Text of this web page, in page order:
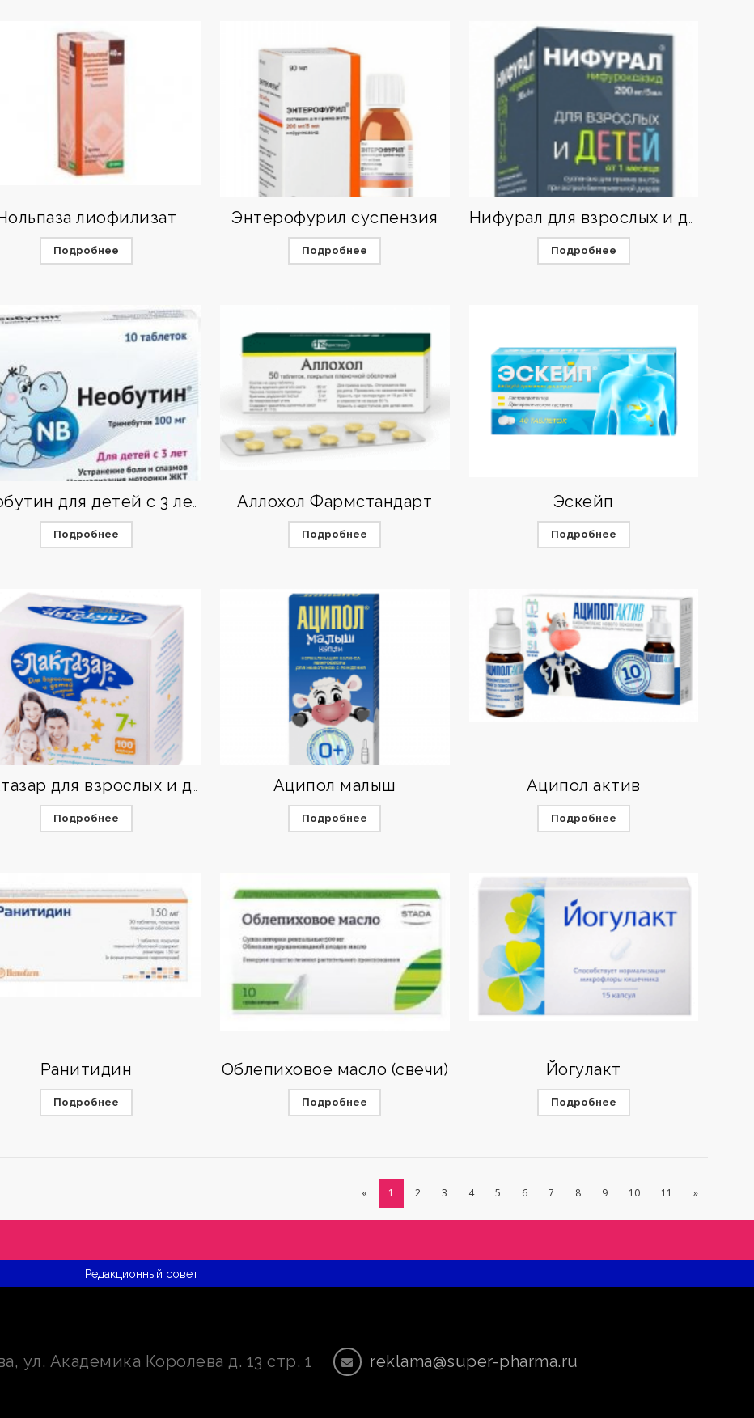
лиофилизат
Подробнее
Энтерофурил суспензия
Подробнее Подробнее
Подробнее
Аллохол Фармстандарт
Подробнее
Эскейп
Подробнее
Подробнее
Аципол малыш
Подробнее
Аципол актив
Подробнее
Ранитидин
Подробнее
Облепиховое масло (свечи)
Подробнее
Йогулакт
Подробнее
« 1 2 3 4 5 6 7 8 9 10 11 »
Редакционный совет
, ул. Академика Королева д. 13 стр. 1 reklama@super-pharma.ru